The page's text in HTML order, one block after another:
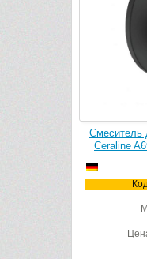
Смеситель
Ceraline